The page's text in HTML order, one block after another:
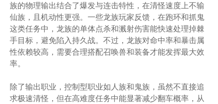
族的物理输出结合了爆发与连击特性，在清怪速度上不输
仙族，且机动性更强。一些龙族玩家反馈，在跑环和抓鬼
这类任务中，龙族的单体点杀和溅射伤害能快速处理掉棘
手目标，避免陷入持久战。不过，龙族对命中率和暴击属
性依赖较高，需要合理搭配召唤兽和装备才能发挥最大效
率。
除了输出职业，控制型职业如人族和鬼族，虽然不直接追
求极速清怪，但在高难度任务中能显著减少翻车概率，从